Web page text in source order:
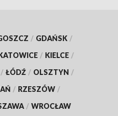
/ GDAŃSK /
/ KIELCE /
/ ŁÓDŹ / OLSZTYN /
/ RZESZÓW /
/ WROCŁAW